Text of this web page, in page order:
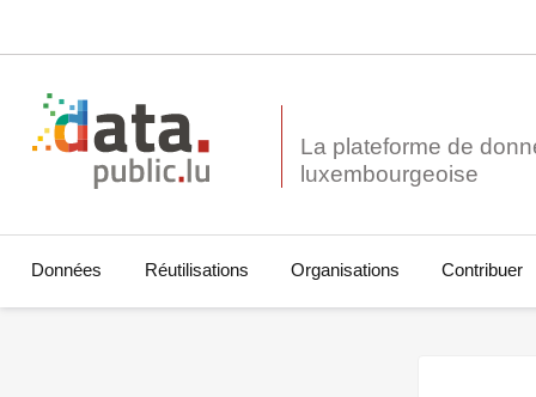
La plateforme de
Données Réutilisations Organisations Contribuer